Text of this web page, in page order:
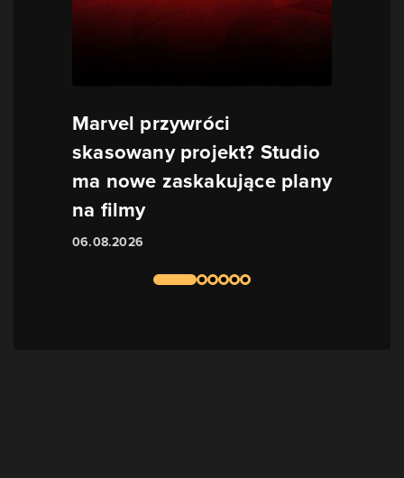
Marvel przywróci
skasowany projekt? Studio
ma nowe zaskakujące plany
na filmy
06.08.2026